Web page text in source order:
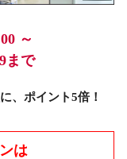
～
まで
、ポイント5倍！
は